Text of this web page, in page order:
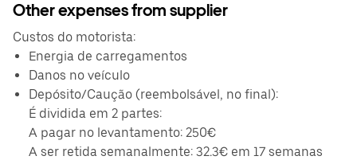
Other expenses from supplier
Custos do motorista:
Energia de carregamentos
Danos no veículo
Depósito/Caução (reembolsável, no final):
É dividida em 2 partes:
A pagar no levantamento: 250€
A ser retida semanalmente: 32.3€ em 17 semanas